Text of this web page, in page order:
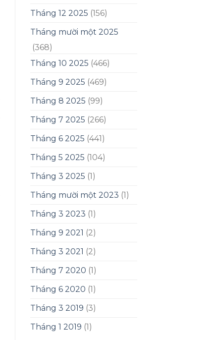
Tháng 12 2025 (156)
Tháng mười một 2025
(368)
Tháng 10 2025 (466)
Tháng 9 2025 (469)
Tháng 8 2025 (99)
Tháng 7 2025 (266)
Tháng 6 2025 (441)
Tháng 5 2025 (104)
Tháng 3 2025 (1)
Tháng mười một 2023 (1)
Tháng 3 2023 (1)
Tháng 9 2021 (2)
Tháng 3 2021 (2)
Tháng 7 2020 (1)
Tháng 6 2020 (1)
Tháng 3 2019 (3)
Tháng 1 2019 (1)